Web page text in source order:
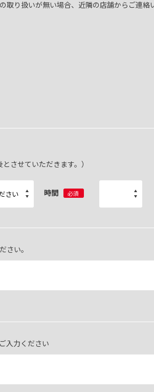
取り扱いが無い場合、近隣の店舗からご連絡
させていただきます。）
時間 必須
さい。
入力ください